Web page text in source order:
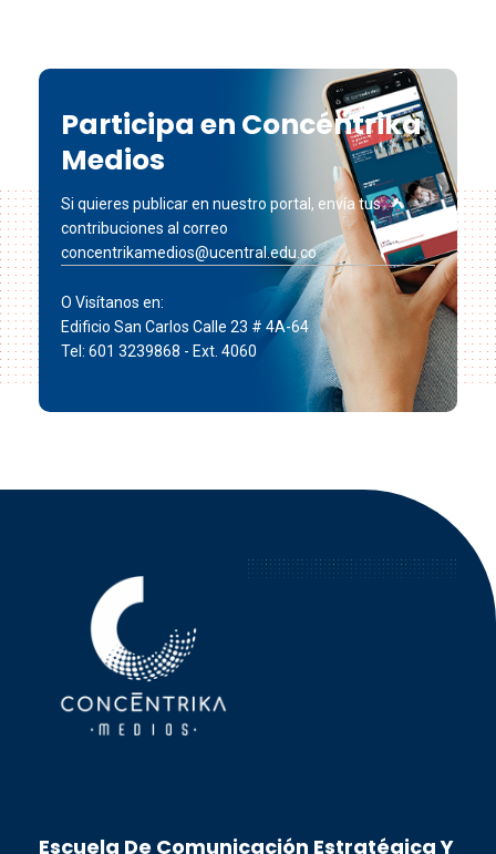
Participa en Concéntrika
Medios
Si quieres publicar en nuestro portal, envía tus
contribuciones al correo
concentrikamedios@ucentral.edu.co
O Visítanos en:
Edificio San Carlos Calle 23 # 4A-64
Tel: 601 3239868 - Ext. 4060
Escuela De Comunicación Estratégica Y